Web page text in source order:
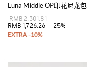
Luna Middle OP印花尼龙包
RMB 2,301.81
RMB 1,726.26
-25%